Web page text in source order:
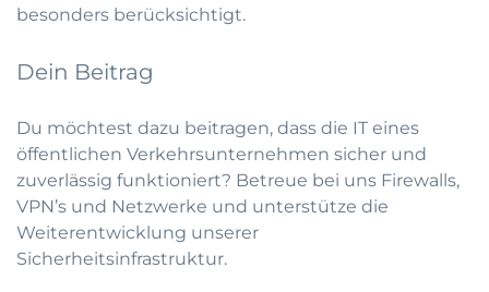
besonders berücksichtigt.
Dein Beitrag
Du möchtest dazu beitragen, dass die IT eines
öffentlichen Verkehrsunternehmen sicher und
zuverlässig funktioniert? Betreue bei uns Firewalls,
VPN’s und Netzwerke und unterstütze die
Weiterentwicklung unserer
Sicherheitsinfrastruktur.